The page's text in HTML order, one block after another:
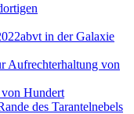
in der Galaxie
Aufrechterhaltung von
Hundert
des Tarantelnebels